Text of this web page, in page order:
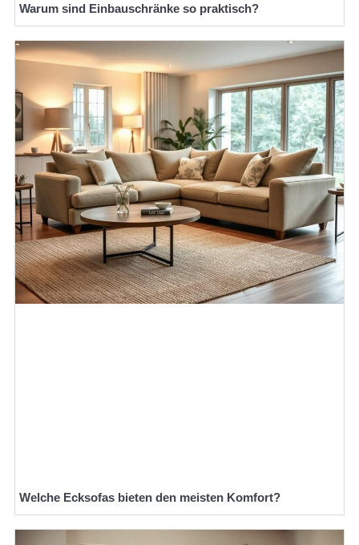
Warum sind Einbauschränke so praktisch?
Welche Ecksofas bieten den meisten Komfort?